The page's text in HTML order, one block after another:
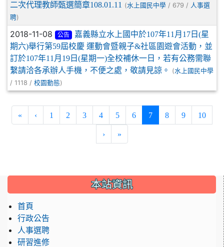
二次代理教師甄選簡章108.01.11 (水上國民中學 / 679 / 人事選
聘)
2018-11-08 公告
嘉義縣立水上國中於107年11月17日(星
期六)舉行第59屆校慶 運動會暨親子&社區園遊會活動，並
訂於107年11月19日(星期一)全校補休一日，若有公務需聯
繫請洽各承辦人手機，不便之處，敬請見諒。 (水上國民中學
/ 1118 / 校園動態)
« ‹ 1 2 3 4 5 6 7(current)
8 9 10
› »
::: 本站資訊
首頁
行政公告
人事選聘
研習進修